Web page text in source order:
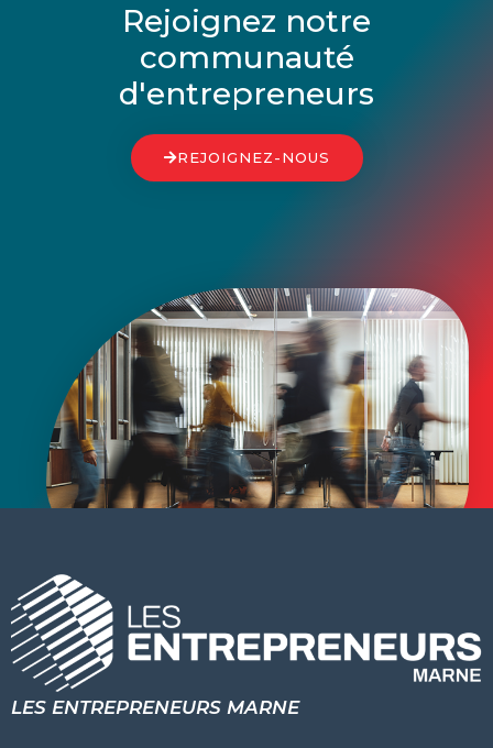
Rejoignez notre
communauté
d'entrepreneurs
REJOIGNEZ-NOUS
LES ENTREPRENEURS MARNE